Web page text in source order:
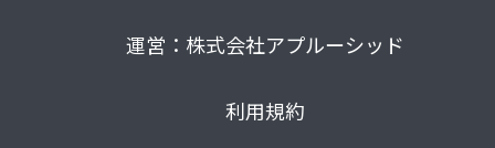
運営：株式会社アプルーシッド
利用規約